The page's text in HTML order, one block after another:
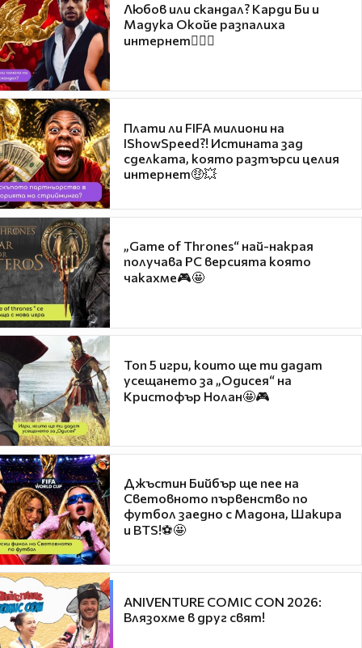
Любов или скандал? Карди Би и
Мадука Окойе разпалиха
интернет❤️‍🔥🔥
Плати ли FIFA милиони на
IShowSpeed?! Истината зад
сделката, която разтърси целия
интернет🤑💥
„Game of Thrones“ най-накрая
получава PC версията която
чакахме🎮🤩
Топ 5 игри, които ще ти дадат
усещането за „Одисея“ на
Кристофър Нолан🤩🎮
Джъстин Бийбър ще пее на
Световното първенство по
футбол заедно с Мадона, Шакира
и BTS!⚽🤩
ANIVENTURE COMIC CON 2026:
Влязохме в друг свят!